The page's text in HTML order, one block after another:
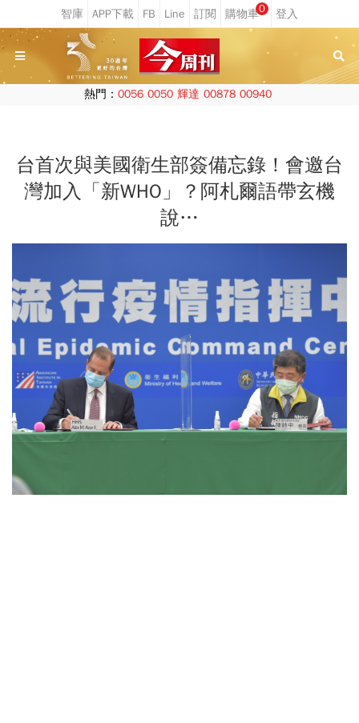
0
熱門： 0056 0050 輝達 00878 00940
台首次與美國衛生部簽備忘錄！會邀台
灣加入「新WHO」？阿札爾語帶玄機
說…